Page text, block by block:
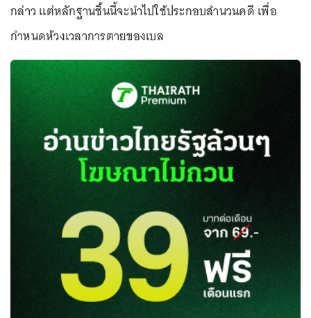
กล่าว แต่หลักฐานชิ้นนี้จะนำไปใช้ประกอบสำนวนคดี เพื่อ
กำหนดห้วงเวลาการตายของเบล